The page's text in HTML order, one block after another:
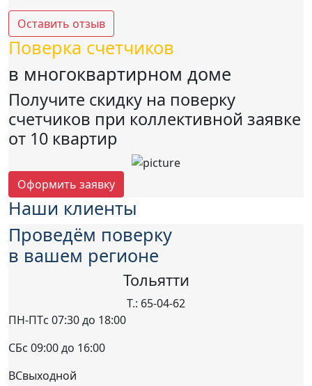
Оставить отзыв
Поверка счетчиков
в многоквартирном доме
Получите скидку на поверку
счетчиков при коллективной заявке
от 10 квартир
Оформить заявку
Наши клиенты
Проведём поверку
в вашем регионе
Тольятти
Т.: 65-04-62
ПН-ПТс 07:30 до 18:00
СБс 09:00 до 16:00
ВСвыходной